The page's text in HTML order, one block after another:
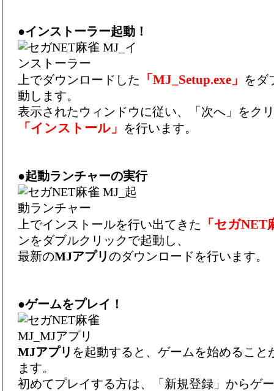
●インストーラー起動！
上でダウンロードした 「MJ_Setup.exe」
をダ
動します。
表示されたウィンドウに従い、「次へ」をク
「インストール」 を行います。
●起動ランチャーの実行
上でインストールを行い出てきた 「セガ
ンをダブルクリックで起動し、
最新のMJアプリのダウンロードを行います。
●ゲームをプレイ！
MJアプリ を起動すると、ゲームを始めること
ます。
初めてプレイする方は、「新規登録」からゲ